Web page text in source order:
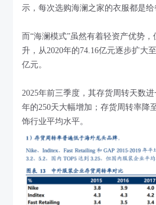
示，每次选购海澜之家的衣服都是给
而“海澜模式”虽然有着轻资产优势
升，从2020年的74.16亿元逐步扩大
亿元。
2025年前三季度，其存货周转天数
年的250天大幅增加；存货周转率降
饰行业平均水平。